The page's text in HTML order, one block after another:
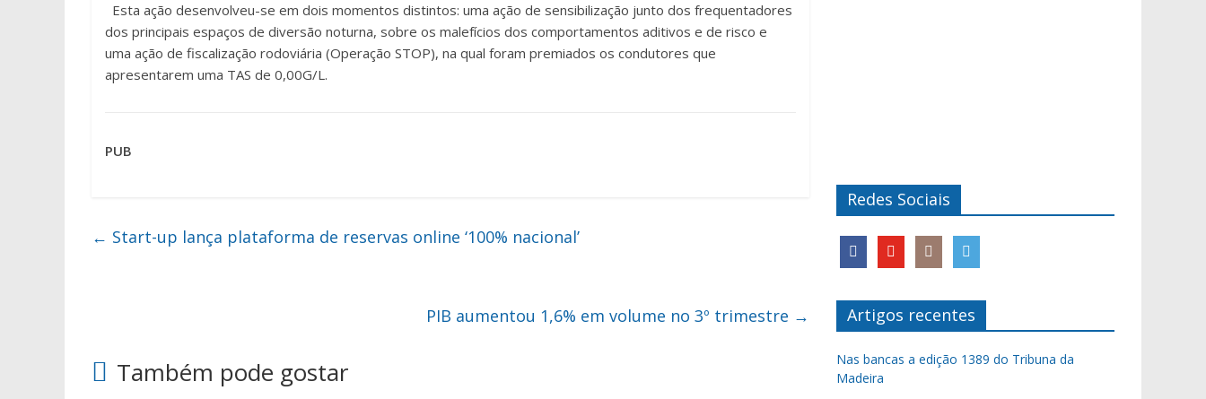
Esta ação desenvolveu-se em dois momentos distintos: uma ação de sensibilização junto dos frequentadores
dos principais espaços de diversão noturna, sobre os malefícios dos comportamentos aditivos e de risco e
uma ação de fiscalização rodoviária (Operação STOP), na qual foram premiados os condutores que
apresentarem uma TAS de 0,00G/L.
PUB
← Start-up lança plataforma de reservas online ‘100% nacional’
PIB aumentou 1,6% em volume no 3º trimestre →
Também pode gostar
Redes Sociais
Artigos recentes
Nas bancas a edição 1389 do Tribuna da
Madeira